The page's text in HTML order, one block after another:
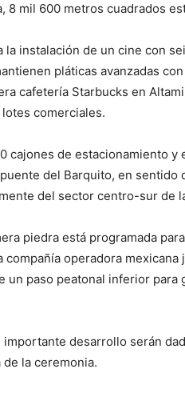
8 mil 600 metros cuadrados
la instalación de un cine con
pláticas avanzadas
cafetería Starbucks en
comerciales.
cajones de estacionamiento y
del Barquito, en sentido
del sector centro-sur de
piedra está programada
operadora
un paso peatonal inferior para
desarrollo serán
la ceremonia.